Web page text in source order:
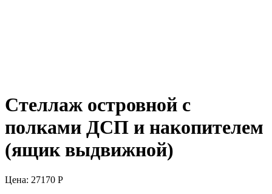
Стеллаж островной с
полками ДСП и накопителем
(ящик выдвижной)
Цена: 27170 Р